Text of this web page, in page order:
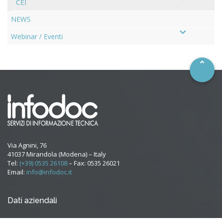
CEI
NEWS
Webinar / Eventi
Via Agnini, 76
41037 Mirandola (Modena) – Italy
Tel: (+39) 0535 26108– Fax: 0535 26021
Email: info@infodoc.it
Dati aziendali